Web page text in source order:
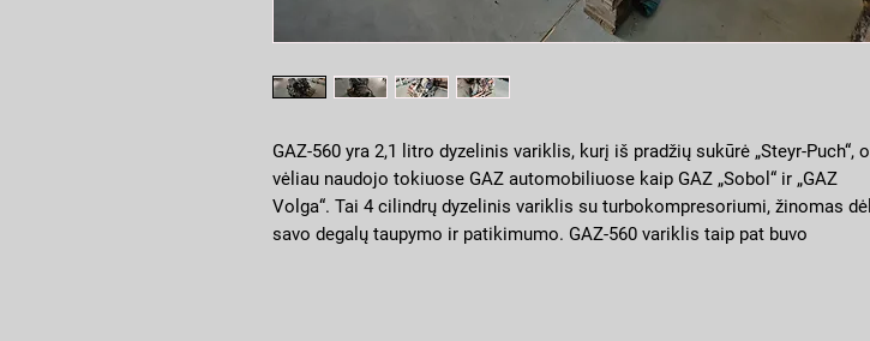
GAZ-560 yra 2,1 litro dyzelinis variklis, kurį iš pradžių sukūrė „Steyr-Puch“, o
vėliau naudojo tokiuose GAZ automobiliuose kaip GAZ „Sobol“ ir „GAZ
Volga“. Tai 4 cilindrų dyzelinis variklis su turbokompresoriumi, žinomas dėl
savo degalų taupymo ir patikimumo. GAZ-560 variklis taip pat buvo